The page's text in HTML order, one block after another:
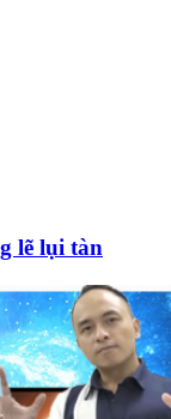
lẽ lụi tàn